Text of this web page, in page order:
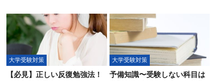
大学受験対策
【必見】正しい反復勉強法！
大学受験対策
予備知識〜受験しない科目は